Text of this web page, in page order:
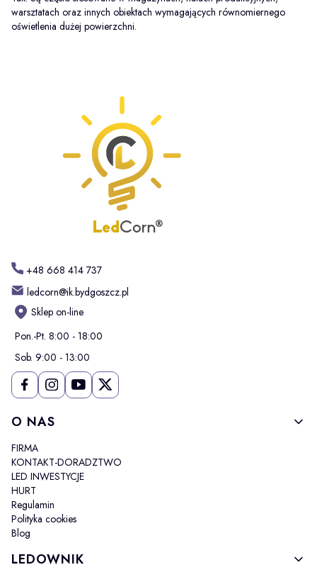
warsztatach oraz innych obiektach wymagających równomiernego
oświetlenia dużej powierzchni.
+48 668 414 737
ledcorn@ik.bydgoszcz.pl
Sklep on-line
Pon.-Pt. 8:00 - 18:00
Sob. 9:00 - 13:00
Linki w stopce
O NAS
FIRMA
KONTAKT-DORADZTWO
LED INWESTYCJE
HURT
Regulamin
Polityka cookies
Blog
LEDOWNIK